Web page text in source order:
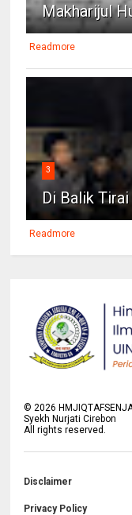
Makharijul
Readmore
3
Di Balik
Readmore
©2026
Syekh Nurjati Cirebon
All rights reserved.
Disclaimer
Privacy Policy